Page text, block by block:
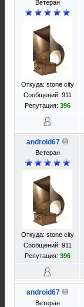
Ветеран
Откуда: stone city
Сообщений: 911
Репутация: 396
android67
Ветеран
Откуда: stone city
Сообщений: 911
Репутация: 396
android67
Ветеран